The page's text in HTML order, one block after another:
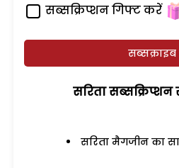
सब्सक्रिप्शन गिफ्ट करें
सरिता
सरिता मैगजीन का